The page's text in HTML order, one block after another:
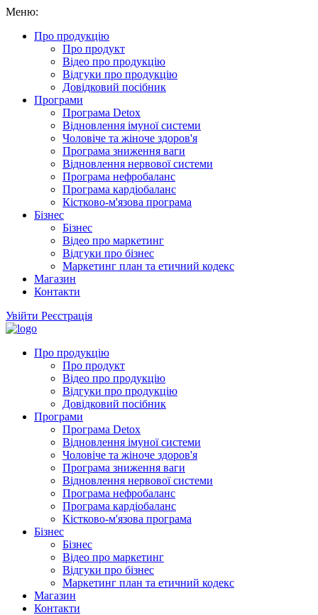
Меню:
Про продукцію
Про продукт
Відео про продукцію
Відгуки про продукцію
Довідковий посібник
Програми
Програма Detox
Відновлення імуної системи
Чоловіче та жіноче здоров'я
Програма зниження ваги
Відновлення нервової системи
Програма нефробаланс
Програма кардіобаланс
Кістково-м'язова програма
Бізнес
Бізнес
Відео про маркетинг
Відгуки про бізнес
Маркетинг план та етичний кодекс
Магазин
Контакти
Увійти Реєстрація
Про продукцію
Про продукт
Відео про продукцію
Відгуки про продукцію
Довідковий посібник
Програми
Програма Detox
Відновлення імуної системи
Чоловіче та жіноче здоров'я
Програма зниження ваги
Відновлення нервової системи
Програма нефробаланс
Програма кардіобаланс
Кістково-м'язова програма
Бізнес
Бізнес
Відео про маркетинг
Відгуки про бізнес
Маркетинг план та етичний кодекс
Магазин
Контакти